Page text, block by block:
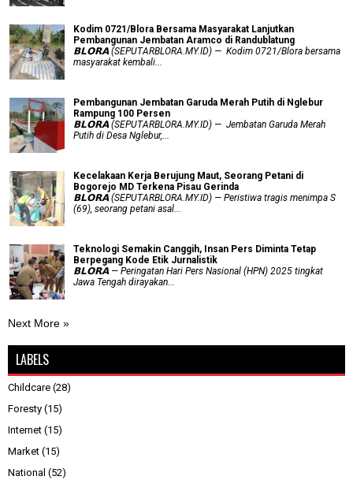
Kodim 0721/Blora Bersama Masyarakat Lanjutkan
Pembangunan Jembatan Aramco di Randublatung
𝗕𝗟𝗢𝗥𝗔 (SEPUTARBLORA.MY.ID) — Kodim 0721/Blora bersama
masyarakat kembali...
Pembangunan Jembatan Garuda Merah Putih di Nglebur
Rampung 100 Persen
𝗕𝗟𝗢𝗥𝗔 (SEPUTARBLORA.MY.ID) — Jembatan Garuda Merah
Putih di Desa Nglebur,...
Kecelakaan Kerja Berujung Maut, Seorang Petani di
Bogorejo MD Terkena Pisau Gerinda
𝗕𝗟𝗢𝗥𝗔 (SEPUTARBLORA.MY.ID) — Peristiwa tragis menimpa S
(69), seorang petani asal...
Teknologi Semakin Canggih, Insan Pers Diminta Tetap
Berpegang Kode Etik Jurnalistik
𝗕𝗟𝗢𝗥𝗔 — Peringatan Hari Pers Nasional (HPN) 2025 tingkat
Jawa Tengah dirayakan...
Next More »
LABELS
Childcare (28)
Foresty (15)
Internet (15)
Market (15)
National (52)